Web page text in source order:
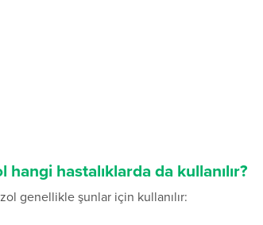
hangi hastalıklarda da kullanılır?
genellikle şunlar için kullanılır: